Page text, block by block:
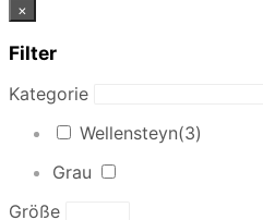
×
Filter
Kategorie
Wellensteyn(3)
Grau
Größe